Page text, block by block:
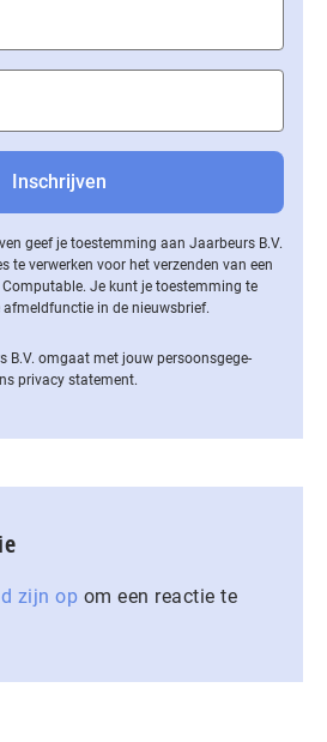
geef je toestemming aan Jaarbeurs B.V.
te verwerken voor het verzenden van een
Je kunt je toestemming te
in de nieuwsbrief.
B.V. omgaat met jouw per­soons­ge­ge­
privacy statement.
zijn op om een reactie te